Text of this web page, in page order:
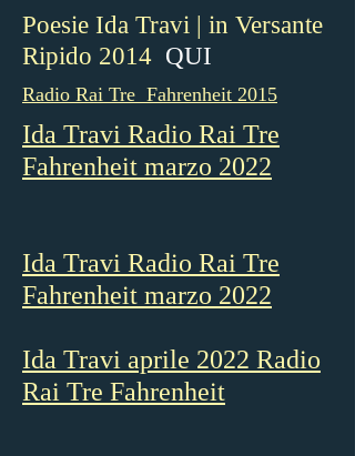
Poesie Ida Travi | in Versante
Ripido 2014 QUI
Radio Rai Tre Fahrenheit 2015
Ida Travi Radio Rai Tre
Fahrenheit marzo 2022
Ida Travi Radio Rai Tre
Fahrenheit marzo 2022
Ida Travi aprile 2022 Radio
Rai Tre Fahrenheit